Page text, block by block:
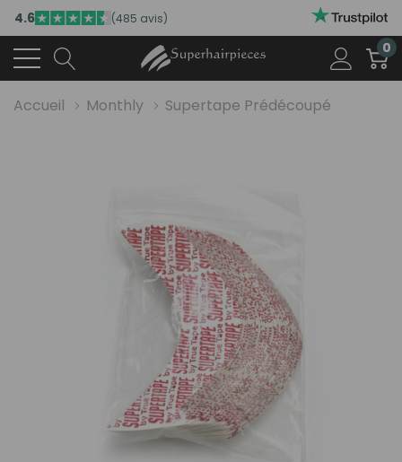
4.6 (485 avis)
0
Accueil Monthly Supertape Prédécoupé